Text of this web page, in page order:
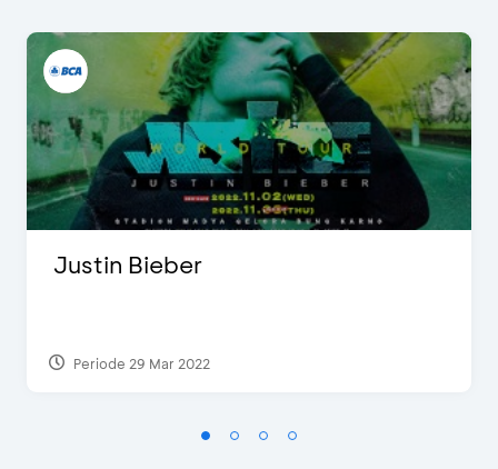
Justin Bieber
Periode 29 Mar 2022